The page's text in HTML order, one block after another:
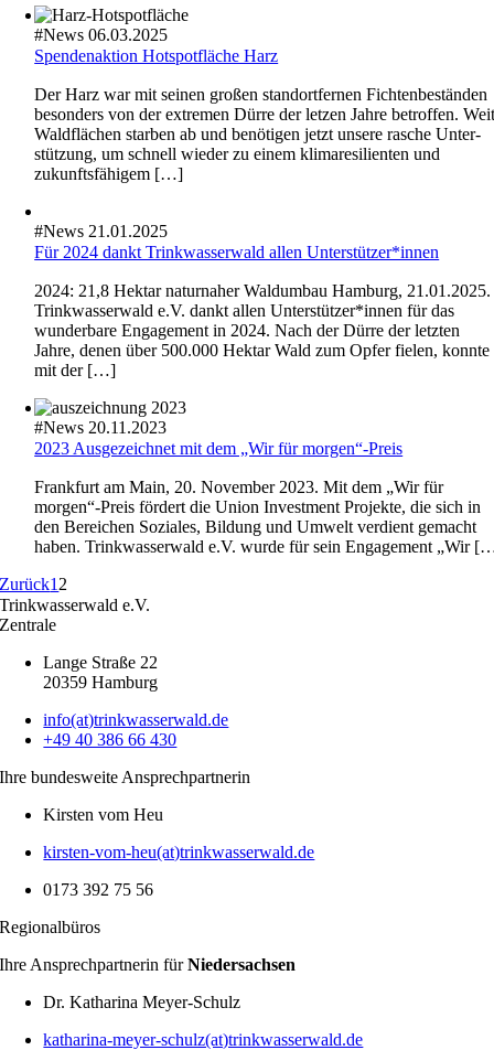
#News 06.03.2025
Spenden­ak­tion Hotspot­fläche Harz
Der Harz war mit seinen großen stand­ort­fernen Fichten­be­ständen
beson­ders von der extremen Dürre der letzen Jahre betroffen.
Waldflä­chen starben ab und benötigen jetzt unsere rasche Unter­
stüt­zung, um schnell wieder zu einem klima­re­si­li­enten und
zukunfts­fä­higem […]
#News 21.01.2025
Für 2024 dankt Trinkwasserwald allen Unterstützer*innen
2024: 21,8 Hektar natur­naher Waldumbau Hamburg, 21.01.2025.
Trinkwasserwald e.V. dankt allen Unterstützer*innen für das
wunder­bare Engage­ment in 2024. Nach der Dürre der letzten
Jahre, denen über 500.000 Hektar Wald zum Opfer fielen, konnte
mit der […]
#News 20.11.2023
2023 Ausge­zeichnet mit dem „Wir für morgen“-Preis
Frank­furt am Main, 20. November 2023. Mit dem „Wir für
morgen“-Preis fördert die Union Invest­ment Projekte, die sich in
den Berei­chen Soziales, Bildung und Umwelt verdient gemacht
haben. Trinkwasserwald e.V. wurde für sein Engage­ment „Wir
Zurück1 2
Trinkwasserwald e.V.
Zentrale
Lange Straße 22
20359 Hamburg
info(at)trinkwasserwald.de
+49 40 386 66 430
Ihre bundes­weite Ansprech­part­nerin
Kirsten vom Heu
kirsten-vom-heu(at)trinkwasserwald.de
0173 392 75 56
Regio­nal­büros
Ihre Ansprech­part­nerin fürNieder­sachsen
Dr. Katha­rina Meyer-Schulz
katharina-meyer-schulz(at)trinkwasserwald.de